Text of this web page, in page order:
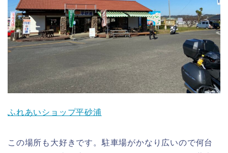
ふれあいショップ平砂浦
この場所も大好きです。駐車場がかなり広いので何台